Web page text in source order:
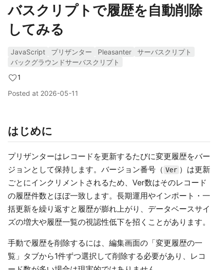
バスクリプトで履歴を自動削除
してみる
JavaScript プリザンター Pleasanter
サーバスクリプト
バックグラウンドサーバスクリプト
1
Posted at 2026-05-11
はじめに
プリザンターはレコードを更新するたびに変更履歴をバー
ジョンとして保持します。バージョン番号（ Ver ）は更新
ごとにインクリメントされるため、Ver数はそのレコード
の履歴件数とほぼ一致します。長期運用やインポート・一
括更新を繰り返すと履歴が膨れ上がり、データベースサイ
ズの増大や履歴一覧の視認性低下を招くことがあります。
手動で履歴を削除するには、編集画面の「変更履歴の一
覧」タブから1件ずつ選択して削除する必要があり、レコ